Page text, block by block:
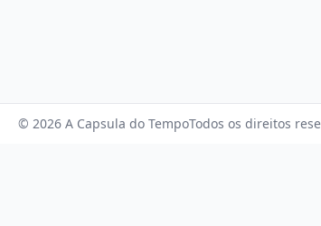
© 2026 A Capsula do TempoTodos os direitos